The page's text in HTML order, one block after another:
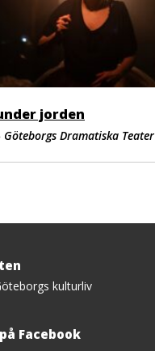
jorden
Göteborgs Dramatiska Teater
kulturliv
Facebook